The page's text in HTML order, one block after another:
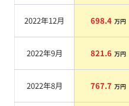
2022年12月 698.4 万円
2022年9月 821.6 万円
2022年8月 767.7 万円